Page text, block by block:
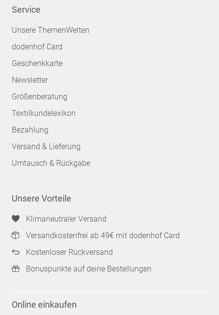
Service
Unsere ThemenWelten
dodenhof Card
Geschenkkarte
Newsletter
Größenberatung
Textilkundelexikon
Bezahlung
Versand & Lieferung
Umtausch & Rückgabe
Unsere Vorteile
Klimaneutraler Versand
Versandkostenfrei ab 49€ mit dodenhof Card
Kostenloser Rückversand
Bonuspunkte auf deine Bestellungen
Online einkaufen